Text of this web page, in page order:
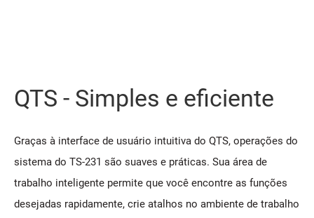
QTS - Simples e eficiente
Graças à interface de usuário intuitiva do QTS, operações do
sistema do TS-231 são suaves e práticas. Sua área de
trabalho inteligente permite que você encontre as funções
desejadas rapidamente, crie atalhos no ambiente de trabalho